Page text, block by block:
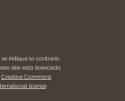
indique lo contrario,
sitio está licenciado
Creative Commons
license.